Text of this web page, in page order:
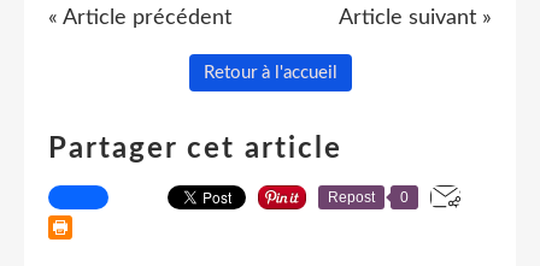
« Article précédent Article suivant »
Retour à l'accueil
Partager cet article
Repost 0